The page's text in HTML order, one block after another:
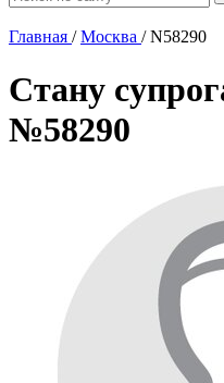
Главная / Москва /N58290
Стану
№58290